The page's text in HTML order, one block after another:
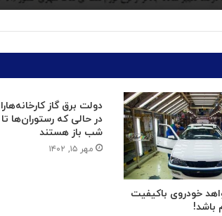
خودروی باکیفیت
باشد!
دولت برق گاز
در حالی که رستوران‌ها
شب باز هستند
مهر ۱۵, ۱۴۰۲